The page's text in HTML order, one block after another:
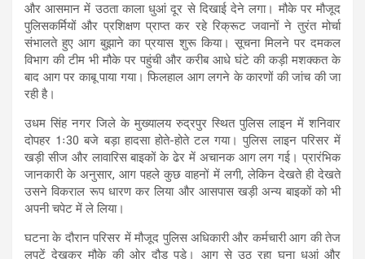
और आसमान में उठता काला धुआं दूर से दिखाई देने लगा। मौके पर मौजूद
पुलिसकर्मियों और प्रशिक्षण प्राप्त कर रहे रिक्रूट जवानों ने तुरंत मोर्चा
संभालते हुए आग बुझाने का प्रयास शुरू किया। सूचना मिलने पर दमकल
विभाग की टीम भी मौके पर पहुंची और करीब आधे घंटे की कड़ी मशक्कत के
बाद आग पर काबू पाया गया। फिलहाल आग लगने के कारणों की जांच की जा
रही है।
उधम सिंह नगर जिले के मुख्यालय रुद्रपुर स्थित पुलिस लाइन में शनिवार
दोपहर 1ः30 बजे बड़ा हादसा होते-होते टल गया। पुलिस लाइन परिसर में
खड़ी सीज और लावारिस बाइकों के ढेर में अचानक आग लग गई। प्रारंभिक
जानकारी के अनुसार, आग पहले कुछ वाहनों में लगी, लेकिन देखते ही देखते
उसने विकराल रूप धारण कर लिया और आसपास खड़ी अन्य बाइकों को भी
अपनी चपेट में ले लिया।
घटना के दौरान परिसर में मौजूद पुलिस अधिकारी और कर्मचारी आग की तेज
लपटें देखकर मौके की ओर दौड़ पड़े। आग से उठ रहा घना धुआं और